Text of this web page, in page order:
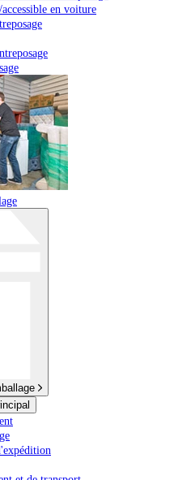
en voiture